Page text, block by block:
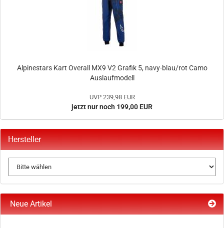
Alpinestars Kart Overall MX9 V2 Grafik 5, navy-blau/rot Camo
Auslaufmodell
UVP 239,98 EUR
jetzt nur noch 199,00 EUR
Hersteller
Neue Artikel